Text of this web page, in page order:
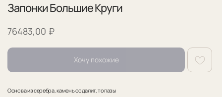
Запонки Большие Круги
76483,00 ₽
Хочу похожие
Основа из серебра, камень содалит, топазы